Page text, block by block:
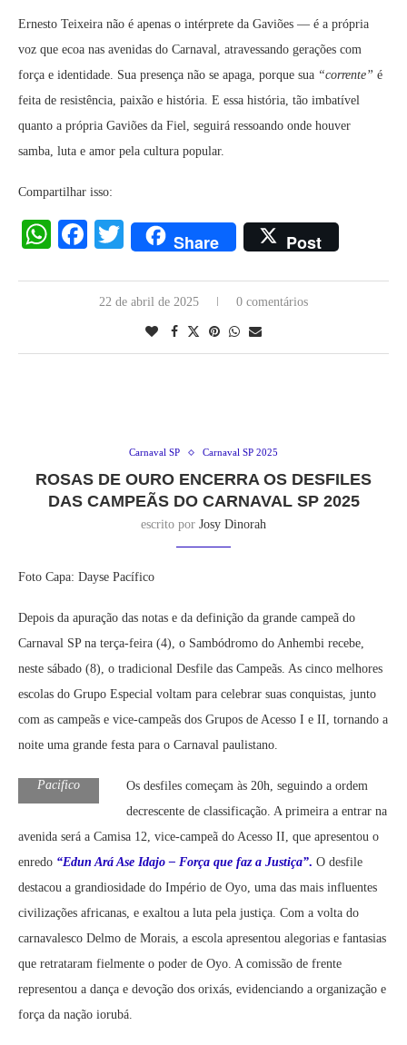
Ernesto Teixeira não é apenas o intérprete da Gaviões — é a própria
voz que ecoa nas avenidas do Carnaval, atravessando gerações com
força e identidade. Sua presença não se apaga, porque sua “corrente” é
feita de resistência, paixão e história. E essa história, tão imbatível
quanto a própria Gaviões da Fiel, seguirá ressoando onde houver
samba, luta e amor pela cultura popular.
Compartilhar isso:
WhatsApp
Facebook
Twitter
Share Post
22 de abril de 2025 0 comentários
Carnaval SP Carnaval SP 2025
ROSAS DE OURO ENCERRA OS DESFILES
DAS CAMPEÃS DO CARNAVAL SP 2025
escrito por Josy Dinorah
Foto Capa: Dayse Pacífico
Depois da apuração das notas e da definição da grande campeã do
Carnaval SP na terça-feira (4), o Sambódromo do Anhembi recebe,
neste sábado (8), o tradicional Desfile das Campeãs. As cinco melhores
escolas do Grupo Especial voltam para celebrar suas conquistas, junto
com as campeãs e vice-campeãs dos Grupos de Acesso I e II, tornando a
noite uma grande festa para o Carnaval paulistano.
Pacifico
Os desfiles começam às 20h, seguindo a ordem
decrescente de classificação. A primeira a entrar na
avenida será a Camisa 12, vice-campeã do Acesso II, que apresentou o
enredo “Edun Ará Ase Idajo – Força que faz a Justiça”. O desfile
destacou a grandiosidade do Império de Oyo, uma das mais influentes
civilizações africanas, e exaltou a luta pela justiça. Com a volta do
carnavalesco Delmo de Morais, a escola apresentou alegorias e fantasias
que retrataram fielmente o poder de Oyo. A comissão de frente
representou a dança e devoção dos orixás, evidenciando a organização e
força da nação iorubá.